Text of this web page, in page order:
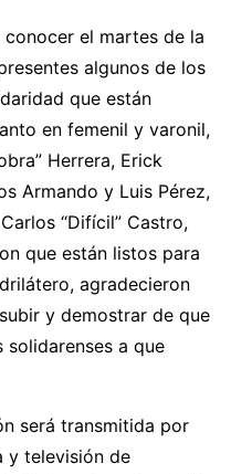
el martes de la
algunos de los
que están
en femenil y varonil,
Herrera, Erick
Armando y Luis Pérez,
“Difícil” Castro,
que están listos para
agradecieron
y demostrar de que
a que
será transmitida por
y televisión de